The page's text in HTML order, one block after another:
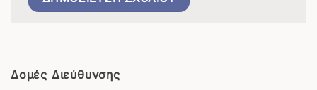
Δομές Διεύθυνσης